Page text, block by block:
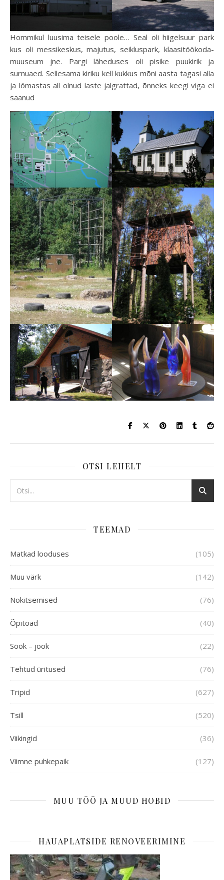
Hommikul luusima teisele poole… Seal oli hiigelsuur park
kus oli messikeskus, majutus, seikluspark, klaasitöökoda-
muuseum jne. Pargi läheduses oli pisike puukirik ja
surnuaed. Sellesama kiriku kell kukkus mõni aasta tagasi alla
ja lömastas all olnud laste jalgrattad, õnneks keegi viga ei
saanud
OTSI LEHELT
TEEMAD
Matkad looduses (105)
Muu värk (142)
Nokitsemised (76)
Õpitoad (40)
Söök – jook (22)
Tehtud üritused (76)
Tripid (627)
Tsill (520)
Viikingid (36)
Viimne puhkepaik (127)
MUU TÖÖ JA MUUD HOBID
HAUAPLATSIDE RENOVEERIMINE